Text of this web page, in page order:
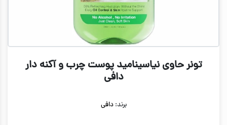
تونر حاوی نیاسینامید پوست چرب و آکنه دار
دافی
برند:دافی